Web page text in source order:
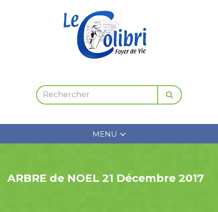
MENU
ARBRE de NOEL 21 Décembre 2017